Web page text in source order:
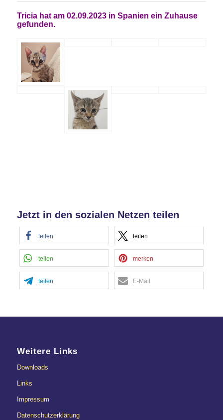
Tricia hat am 02.09.2023 in Spanien ein Zuhause
gefunden.
Jetzt in den sozialen Netzen teilen
teilen teilen
teilen merken
teilen E-Mail
Weitere Links
Downloads
Links
Impressum
Datenschutzerklärung